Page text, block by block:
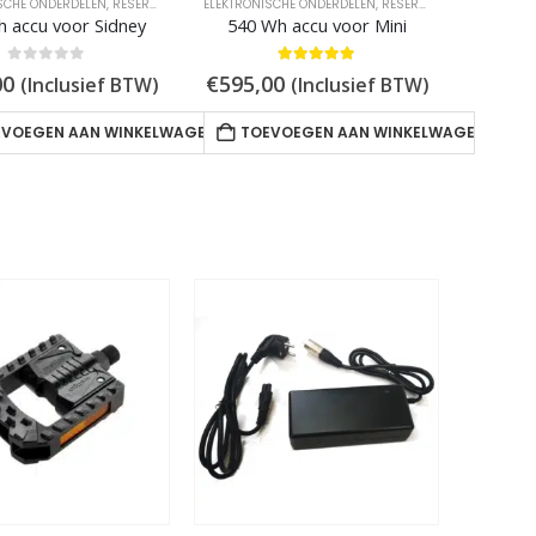
STADSFIETSEN,ELEKTRISCHE VOUWFIETSEN
ONDERDELEN, RESERVEONDERDELEN
accu voor Sidney
(Inclusief BTW)
AAN WINKELWAGEN
ELEKTRONISCHE ONDERDELEN, RESERVEONDERDELEN
540 Wh accu voor Mini
€595,00 (Inclusief BTW)
TOEVOEGEN AAN WINKELWAGEN